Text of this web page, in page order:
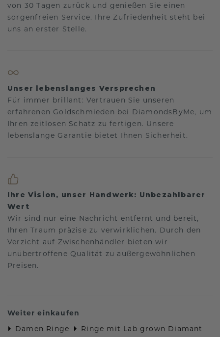
von 30 Tagen zurück und genießen Sie einen
sorgenfreien Service. Ihre Zufriedenheit steht bei
uns an erster Stelle.
Unser lebenslanges Versprechen
Für immer brillant: Vertrauen Sie unseren
erfahrenen Goldschmieden bei DiamondsByMe, um
Ihren zeitlosen Schatz zu fertigen. Unsere
lebenslange Garantie bietet Ihnen Sicherheit.
Ihre Vision, unser Handwerk: Unbezahlbarer
Wert
Wir sind nur eine Nachricht entfernt und bereit,
Ihren Traum präzise zu verwirklichen. Durch den
Verzicht auf Zwischenhändler bieten wir
unübertroffene Qualität zu außergewöhnlichen
Preisen.
Weiter einkaufen
Damen Ringe
Ringe mit Lab grown Diamant